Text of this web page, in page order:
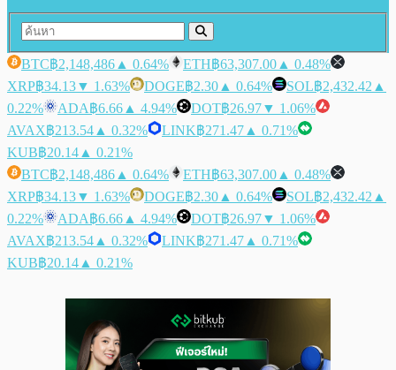
BTC฿2,148,486 ▲ 0.64% ETH฿63,307.00 ▲ 0.48%
XRP฿34.13▼ 1.63% DOGE฿2.30 ▲ 0.64% SOL฿2,432.42 ▲
0.22%
ADA฿6.66 ▲ 4.94% DOT฿26.97▼ 1.06%
AVAX฿213.54 ▲ 0.32% LINK฿271.47 ▲ 0.71%
KUB฿20.14 ▲ 0.21%
BTC฿2,148,486 ▲ 0.64% ETH฿63,307.00 ▲ 0.48%
XRP฿34.13▼ 1.63% DOGE฿2.30 ▲ 0.64% SOL฿2,432.42 ▲
0.22%
ADA฿6.66 ▲ 4.94% DOT฿26.97▼ 1.06%
AVAX฿213.54 ▲ 0.32% LINK฿271.47 ▲ 0.71%
KUB฿20.14 ▲ 0.21%